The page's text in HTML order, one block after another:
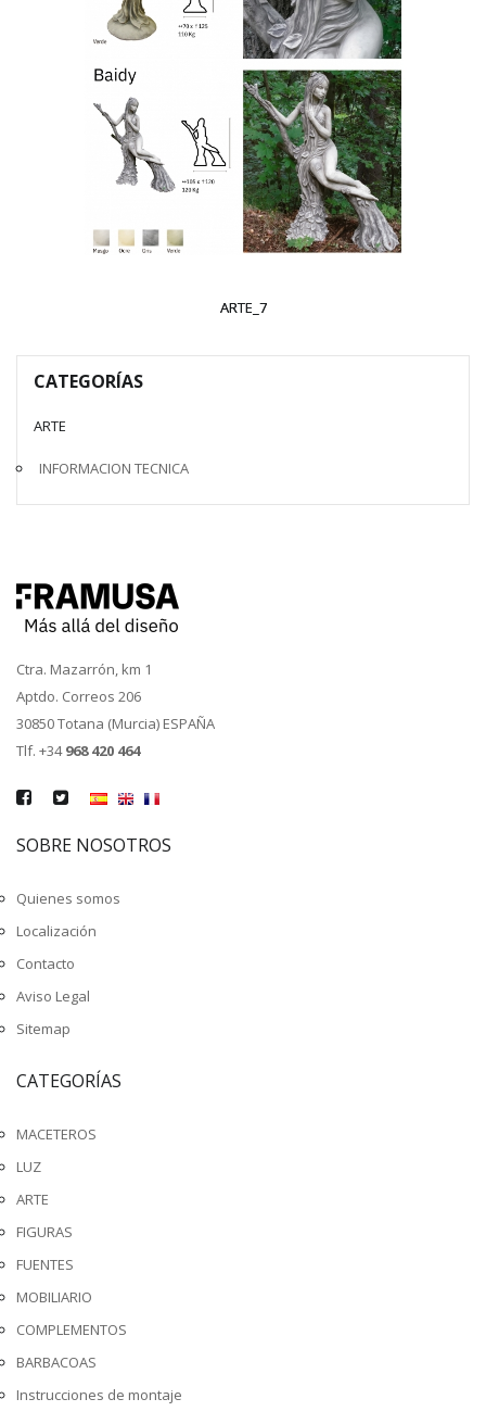
ARTE_7
CATEGORÍAS
ARTE
INFORMACION TECNICA
Ctra. Mazarrón, km 1
Aptdo. Correos 206
30850 Totana (Murcia) ESPAÑA
Tlf. +34968 420 464
SOBRE NOSOTROS
Quienes somos
Localización
Contacto
Aviso Legal
Sitemap
CATEGORÍAS
MACETEROS
LUZ
ARTE
FIGURAS
FUENTES
MOBILIARIO
COMPLEMENTOS
BARBACOAS
Instrucciones de montaje